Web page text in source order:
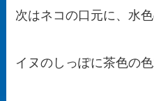
次はネコの口元に、水色
イヌのしっぽに茶色の色